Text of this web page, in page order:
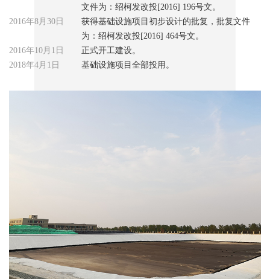
文件为：绍柯发改投[2016] 196号文。
2016年8月30日
获得基础设施项目初步设计的批复，批复文件
为：绍柯发改投[2016] 464号文。
2016年10月1日
正式开工建设。
2018年4月1日
基础设施项目全部投用。